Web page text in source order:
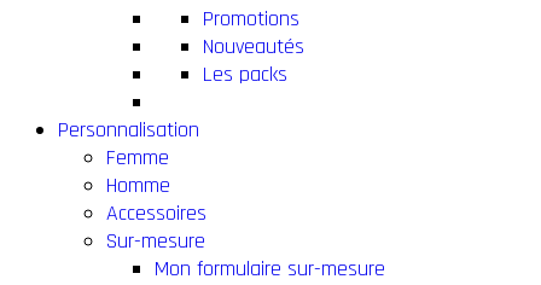
Promotions
Nouveautés
Les packs
Personnalisation
Femme
Homme
Accessoires
Sur-mesure
Mon formulaire sur-mesure